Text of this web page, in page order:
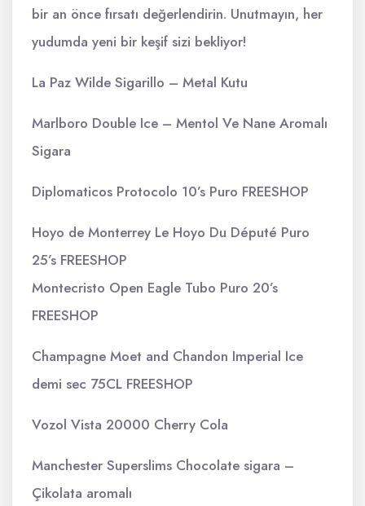
bir an önce fırsatı değerlendirin. Unutmayın, her
yudumda yeni bir keşif sizi bekliyor!
La Paz Wilde Sigarillo – Metal Kutu
Marlboro Double Ice – Mentol Ve Nane Aromalı
Sigara
Diplomaticos Protocolo 10’s Puro FREESHOP
Hoyo de Monterrey Le Hoyo Du Député Puro
25’s FREESHOP
Montecristo Open Eagle Tubo Puro 20’s
FREESHOP
Champagne Moet and Chandon Imperial Ice
demi sec 75CL FREESHOP
Vozol Vista 20000 Cherry Cola
Manchester Superslims Chocolate sigara –
Çikolata aromalı